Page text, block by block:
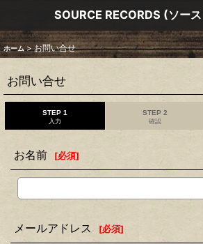
SOURCE RECORDS (ソース
ホーム > お問い合せ
お問い合せ
STEP 1
入力
STEP 2
確認
お名前 [必須]
メールアドレス [必須]